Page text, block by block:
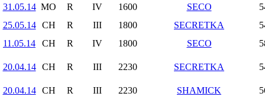
31.05.14 MO R IV 1600 SECO
25.05.14
CH R III 1800 SECRETKA
11.05.14
CH R IV 1800 SECO
20.04.14 CH R III 2230 SECRETKA
20.04.14 CH R III 2230 SHAMICK